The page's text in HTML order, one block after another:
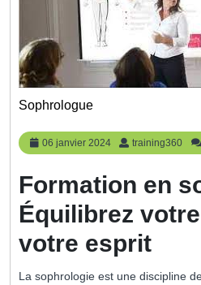
Sophrologue
06 janvier 2024
06
janvier
training360
Formation en
Équilibrez
votre esprit
La sophrologie est une discipline de plus en plus populaire qui